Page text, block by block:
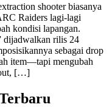
shooter biasanya
Raiders lagi-lagi
kondisi lapangan.
dijadwalkan rilis 24
sebagai drop
item—tapi mengubah
[…]